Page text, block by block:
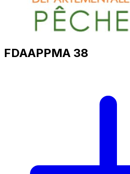
FDAAPPMA 38